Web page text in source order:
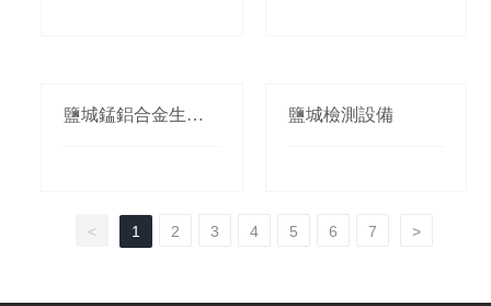
鹽城錳鋁合金生產(c
鹽城檢測設備
< 1 2 3 4 5 6 7 >